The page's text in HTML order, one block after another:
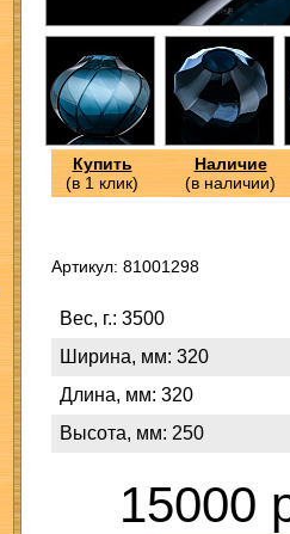
Купить
(в 1 клик)
Наличие
(в наличии)
Артикул: 81001298
Вес, г.: 3500
Ширина, мм: 320
Длина, мм: 320
Высота, мм: 250
15000